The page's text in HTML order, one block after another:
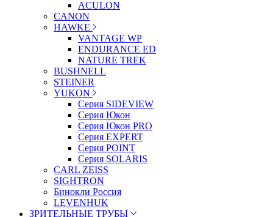
ACULON
CANON
HAWKE
VANTAGE WP
ENDURANCE ED
NATURE TREK
BUSHNELL
STEINER
YUKON
Серия SIDEVIEW
Серия Юкон
Серия Юкон PRO
Серия EXPERT
Серия POINT
Серия SOLARIS
CARL ZEISS
SIGHTRON
Бинокли Россия
LEVENHUK
ЗРИТЕЛЬНЫЕ ТРУБЫ